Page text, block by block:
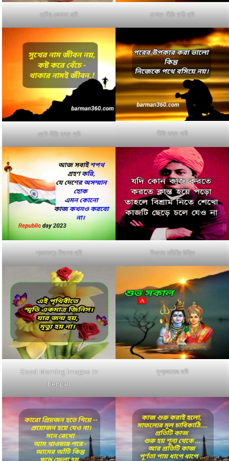
হাসির জোকস ছবি চাণক্য নীতি বাণী ছবি
ছোট নীতি বাক্য ছবি নীতি বাক্য ছবি
প্রজাতন্ত্র দিবসের ছবি বিখ্যাত মনীষীর উক্তি
Good Morning images In
Bengali
সুপ্রভাতের ছবি